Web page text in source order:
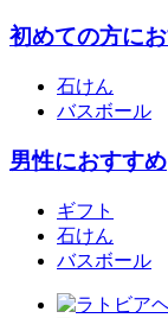
初めての方に
石けん
バスボール
男性におすすめ
ギフト
石けん
バスボール